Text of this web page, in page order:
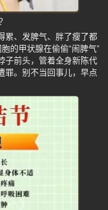
累、发脾气、胖了瘦了都
的甲状腺在偷偷“闹脾气”
子前头，管着全身新陈代
罪。别不当回事儿，早点